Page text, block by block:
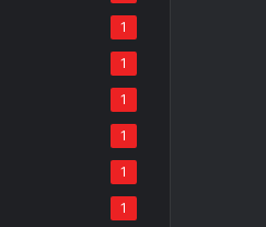
1
1
1
1
1
1